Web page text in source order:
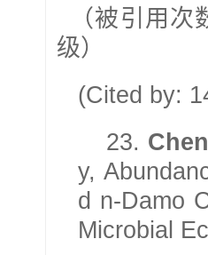
（被引用次
级）
(Cited by:
23.
y,
d n-Damo
Microbial